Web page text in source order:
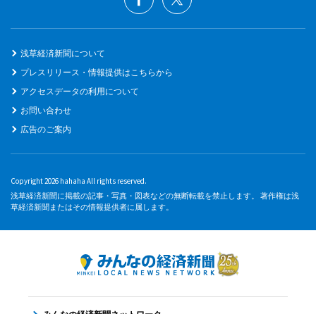
浅草経済新聞について
プレスリリース・情報提供はこちらから
アクセスデータの利用について
お問い合わせ
広告のご案内
Copyright 2026 hahaha All rights reserved.
浅草経済新聞に掲載の記事・写真・図表などの無断転載を禁止します。 著作権は浅
草経済新聞またはその情報提供者に属します。